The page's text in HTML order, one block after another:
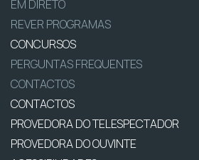
EM DIRETO
REVER PROGRAMAS
CONCURSOS
PERGUNTAS FREQUENTES
CONTACTOS
CONTACTOS
PROVEDORA DO TELESPECTADOR
PROVEDORA DO OUVINTE